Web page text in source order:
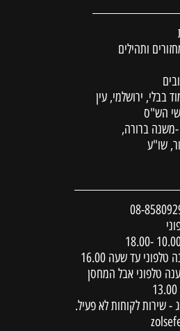
ותהילים
בבלי, ירושלמי, עין
הש"ס
-משנה ברורה,
שו"ע
08-
עד שעה 16.00
טלפוני אבל המחסן
- שירות לקוחות לא פעיל.